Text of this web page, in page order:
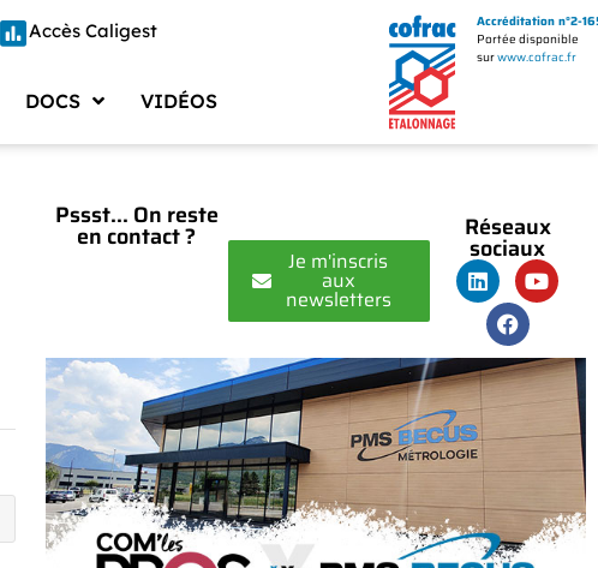
Accès Caligest
DOCS
Documents PMS BECUS
Catalogues Fournisseurs
Logiciels et Drivers
VIDÉOS
Accréditation n°2-
Portée disponible
surwww.cofrac.fr
Pssst... On reste
en contact ?
Je m'inscris
aux
newsletters
Réseaux
sociaux